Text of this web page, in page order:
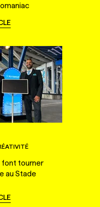
font tourner
au Stade